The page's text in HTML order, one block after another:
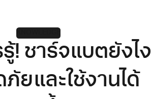
! ชาร์จแบตยังไง
ภัยและใช้งานได้